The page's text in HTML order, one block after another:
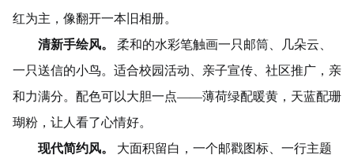
红为主，像翻开一本旧相册。
清新手绘风。
柔和的水彩笔触画一只邮筒、几朵云、
一只送信的小鸟。适合校园活动、亲子宣传、社区推广，亲
和力满分。配色可以大胆一点——薄荷绿配暖黄，天蓝配珊
瑚粉，让人看了心情好。
现代简约风。
大面积留白，一个邮戳图标、一行主题